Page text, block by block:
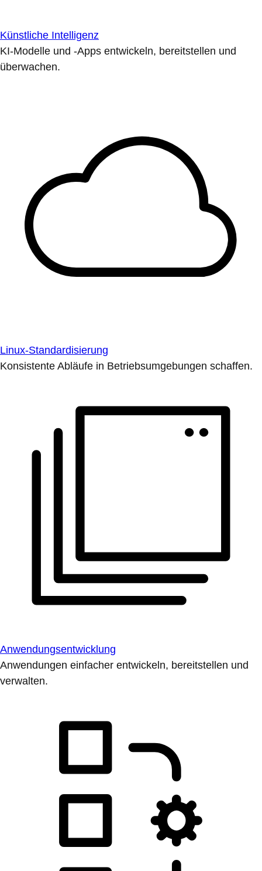
Künstliche Intelligenz
KI-Modelle und -Apps entwickeln, bereitstellen und
überwachen.
Linux-Standardisierung
Konsistente Abläufe in Betriebsumgebungen schaffen.
Anwendungsentwicklung
Anwendungen einfacher entwickeln, bereitstellen und
verwalten.